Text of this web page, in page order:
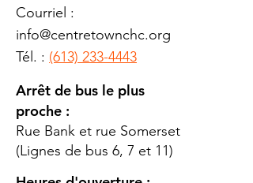
Courriel :
info@centretownchc.org
Tél. : (613) 233-4443
Arrêt de bus le plus
proche :
Rue Bank et rue Somerset
(Lignes de bus 6, 7 et 11)